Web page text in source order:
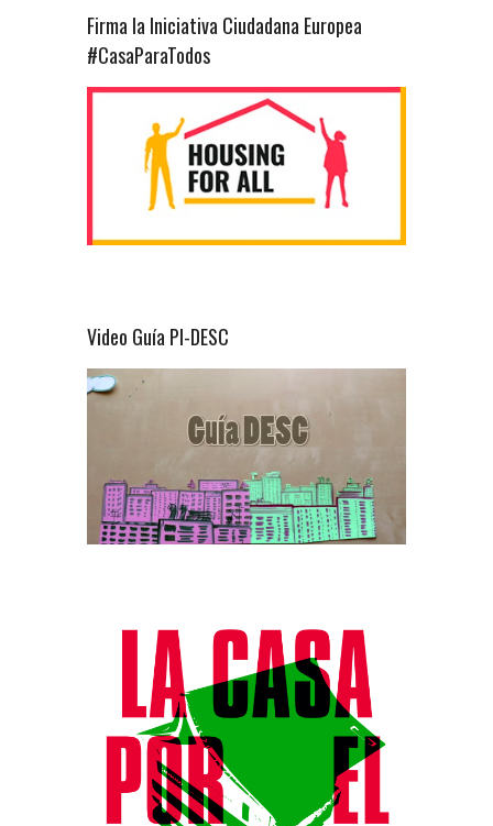
Firma la Iniciativa Ciudadana Europea
#CasaParaTodos
Video Guía PI-DESC